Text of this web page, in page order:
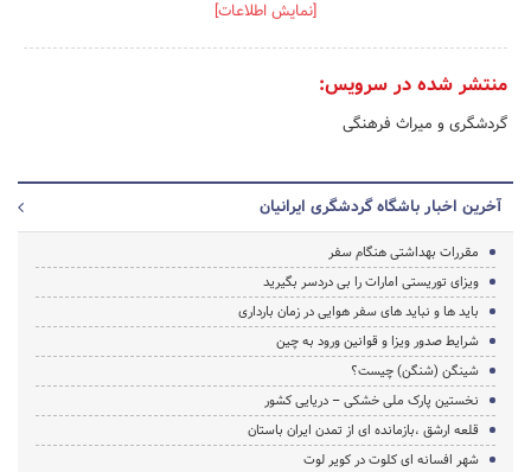
[نمایش اطلاعات]
منتشر شده در سرویس:
گردشگری و میراث فرهنگی
آخرین اخبار باشگاه گردشگری ایرانیان
مقررات بهداشتی هنگام سفر
ویزای توریستی امارات را بی دردسر بگیرید
باید ها و نباید های سفر هوایی در زمان بارداری
شرایط صدور ویزا و قوانین ورود به چین
شینگن (شنگن) چیست؟
نخستین پارک ملی خشکی – دریایی کشور
قلعه ارشق ،بازمانده ای از تمدن ایران باستان
شهر افسانه ای کلوت در کویر لوت